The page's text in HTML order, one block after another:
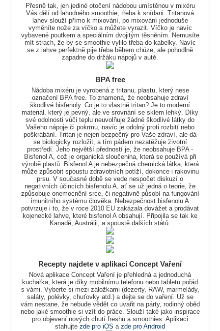
Přesně tak, jen jediné otočení nádobou umístěnou v mixéru
Vás dělí od lahodného smoothie, třeba k snídani. Tritanová
lahev slouží přímo k mixování, po mixování jednoduše
vyměníte nože za víčko a můžete vyrazit. Víčko je navíc
vybavené poutkem a speciálním dvojitým těsněním. Nemusíte
mít strach, že by se smoothie vylilo třeba do kabelky. Navíc
se z lahve perfektně pije třeba během chůze, ale pohodlně
zapadne do držáku nápojů v autě.
BPA free
Nádoba mixéru je vyrobená z tritanu, plastu, který nese
označení BPA free. To znamená, že neobsahuje zdraví
škodlivé bisfenoly. Co je to vlastně tritan? Je to moderní
materiál, který je pevný, ale ve srovnání se sklem lehký. Díky
své odolnosti vůči teplu neuvolňuje žádné škodlivé látky do
Vašeho nápoje či pokrmu, navíc je odolný proti rozbití nebo
poškrábání. Tritan je nejen bezpečný pro Vaše zdraví, ale dá
se biologicky rozložit, a tím pádem nezatěžuje životní
prostředí. Jeho největší předností je, že neobsahuje BPA -
Bisfenol A, což je organická sloučenina, která se používá při
výrobě plastů. Bisfenol A je nebezpečná chemická látka, která
může způsobit spoustu zdravotních potíží, dokonce i rakovinu
prsu. V současné době se vede nespočet diskuzí o
negativních účincích bisfenolu A, ať se už jedná o teorie, že
způsobuje onemocnění srce, či negativně působí na fungování
imunitního systému člověka. Nebezpečnost bisfenolu A
potvrzuje i to, že v roce 2010 EU zakázala dovážet a prodávat
kojenecké lahve, které bisfenol A obsahují. Připojila se tak ke
Kanadě, Austrálii, a spoustě dalších států.
Recepty najdete v aplikaci Concept Vaření
Nová aplikace Concept Vaření je přehledná a jednoduchá
kuchařka, která je díky mobilnímu telefonu nebo tabletu pořád
s vámi. Vyberte si mezi záložkami (dezerty, RAW, marmelády,
saláty, polévky, chuťovky atd.) a dejte se do vaření. Už se
vám nestane, že nebude vědět co uvařit na párty, rodinný oběd
nebo jaké smoothie si vzít do práce. Slouží také jako inspirace
pro objevení nových chutí freshů a smoothies. Aplikaci
stahujte zde pro iOS a zde pro Android